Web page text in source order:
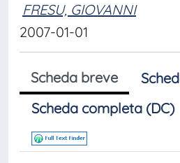
FRESU, GIOVANNI
2007-01-01
Scheda breve
Scheda completa (DC)